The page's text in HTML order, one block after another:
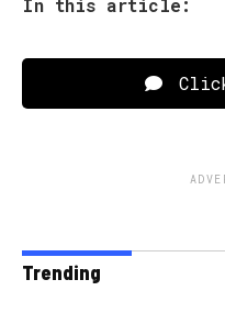
In this article:
Trending